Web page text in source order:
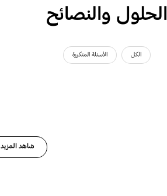
الحلول والنصائح
الكل الأسئلة المتكررة
شاهد المزيد